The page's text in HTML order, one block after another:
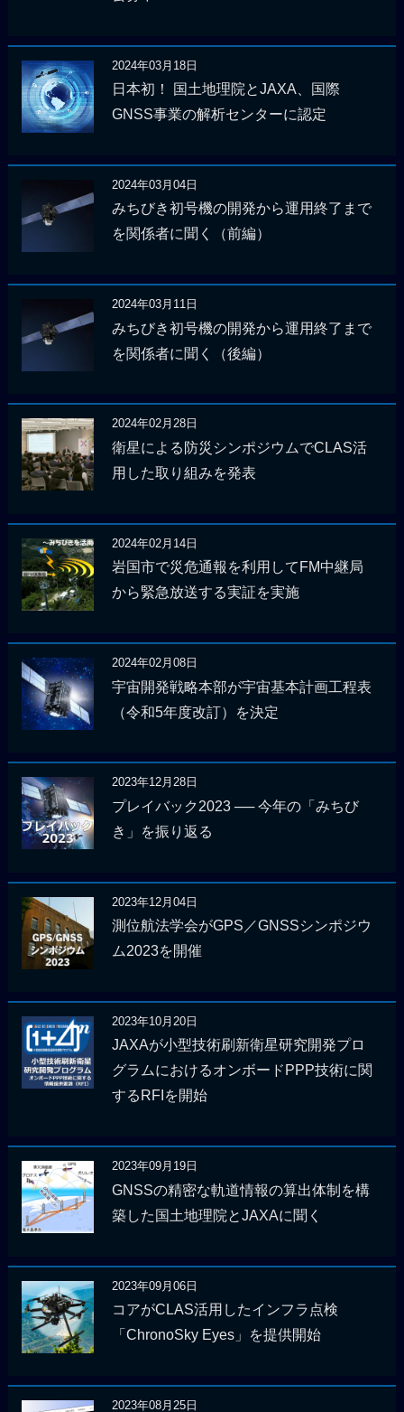
2024年03月18日
日本初！ 国土地理院とJAXA、国際
GNSS事業の解析センターに認定
2024年03月04日
みちびき初号機の開発から運用終了まで
を関係者に聞く（前編）
2024年03月11日
みちびき初号機の開発から運用終了まで
を関係者に聞く（後編）
2024年02月28日
衛星による防災シンポジウムでCLAS活
用した取り組みを発表
2024年02月14日
岩国市で災危通報を利用してFM中継局
から緊急放送する実証を実施
2024年02月08日
宇宙開発戦略本部が宇宙基本計画工程表
（令和5年度改訂）を決定
2023年12月28日
プレイバック2023 ── 今年の「みちび
き」を振り返る
2023年12月04日
測位航法学会がGPS／GNSSシンポジウ
ム2023を開催
2023年10月20日
JAXAが小型技術刷新衛星研究開発プロ
グラムにおけるオンボードPPP技術に関
するRFIを開始
2023年09月19日
GNSSの精密な軌道情報の算出体制を構
築した国土地理院とJAXAに聞く
2023年09月06日
コアがCLAS活用したインフラ点検
「ChronoSky Eyes」を提供開始
2023年08月25日